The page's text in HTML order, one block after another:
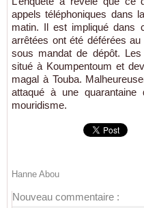
appels téléphoniques dans
matin. Il est impliqué dans
arrêtées ont été déférées
sous mandat de dépôt.
situé à Koumpentoum et
magal à Touba.
attaqué à une
mouridisme.
Hanne Abou
Nouveau commentaire :